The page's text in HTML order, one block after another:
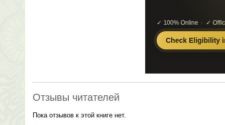
Отзывы читателей
Пока отзывов к этой книге нет.